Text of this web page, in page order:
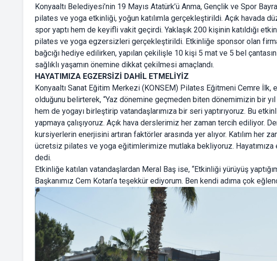
Konyaaltı Belediyesi’nin 19 Mayıs Atatürk’ü Anma, Gençlik ve Spor
pilates ve yoga etkinliği, yoğun katılımla gerçekleştirildi. Açık havada
spor yaptı hem de keyifli vakit geçirdi. Yaklaşık 200 kişinin katıldığı
pilates ve yoga egzersizleri gerçekleştirildi. Etkinliğe sponsor olan firma
bağcığı hediye edilirken, yapılan çekilişle 10 kişi 5 mat ve 5 bel
sağlıklı yaşamın önemine dikkat çekilmesi amaçlandı.
HAYATIMIZA EGZERSİZİ DAHİL ETMELİYİZ
Konyaaltı Sanat Eğitim Merkezi (KONSEM) Pilates Eğitmeni Cemre
olduğunu belirterek, “Yaz dönemine geçmeden biten dönemimizin bir
hem de yogayı birleştirip vatandaşlarımıza bir seri yaptırıyoruz. Bu
yapmaya çalışıyoruz. Açık hava derslerimiz her zaman tercih ediliyor.
kursiyerlerin enerjisini artıran faktörler arasında yer alıyor. Katılım her
ücretsiz pilates ve yoga eğitimlerimize mutlaka bekliyoruz.
dedi.
Etkinliğe katılan vatandaşlardan Meral Baş ise, “Etkinliği yürüyüş
Başkanımız Cem Kotan’a teşekkür ediyorum. Ben kendi adıma çok